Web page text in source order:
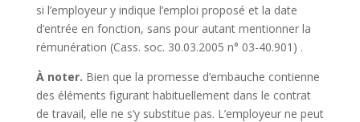
si l’employeur y indique l’emploi proposé et la date
d’entrée en fonction, sans pour autant mentionner la
rémunération (Cass. soc. 30.03.2005 n° 03-40.901) .
À noter. Bien que la promesse d’embauche contienne
des éléments figurant habituellement dans le contrat
de travail, elle ne s’y substitue pas. L’employeur ne peut